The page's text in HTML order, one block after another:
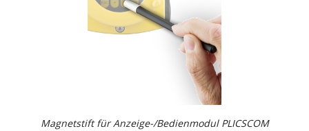
Magnetstift für Anzeige-/Bedienmodul PLICSCOM